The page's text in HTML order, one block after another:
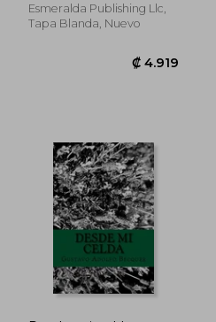
₡ 7.024
Esmeralda Publishing Llc,
Tapa Blanda, Nuevo